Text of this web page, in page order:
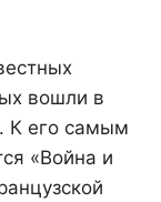
вошли в
К его самым
«Война и